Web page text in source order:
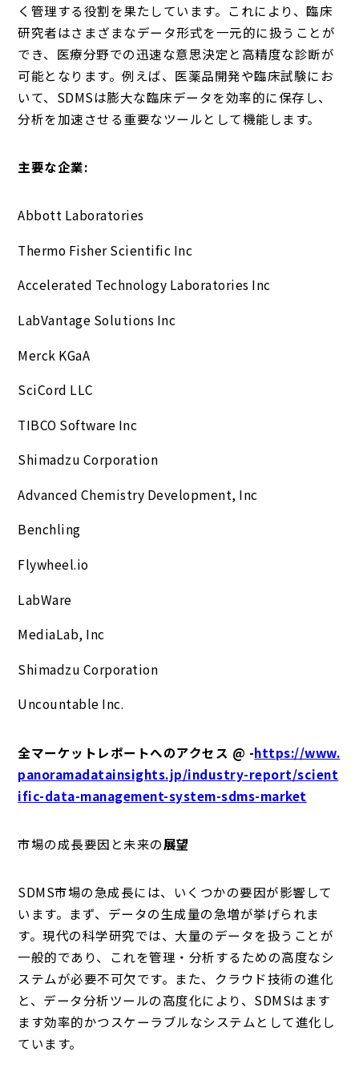
く管理する役割を果たしています。これにより、臨床
研究者はさまざまなデータ形式を一元的に扱うことが
でき、医療分野での迅速な意思決定と高精度な診断が
可能となります。例えば、医薬品開発や臨床試験にお
いて、SDMSは膨大な臨床データを効率的に保存し、
分析を加速させる重要なツールとして機能します。
主要な企業:
Abbott Laboratories
Thermo Fisher Scientific Inc
Accelerated Technology Laboratories Inc
LabVantage Solutions Inc
Merck KGaA
SciCord LLC
TIBCO Software Inc
Shimadzu Corporation
Advanced Chemistry Development, Inc
Benchling
Flywheel.io
LabWare
MediaLab, Inc
Shimadzu Corporation
Uncountable Inc.
全マーケットレポートへのアクセス @ -https://www.
panoramadatainsights.jp/industry-report/scient
ific-data-management-system-sdms-market
市場の成長要因と未来の展望
SDMS市場の急成長には、いくつかの要因が影響して
います。まず、データの生成量の急増が挙げられま
す。現代の科学研究では、大量のデータを扱うことが
一般的であり、これを管理・分析するための高度なシ
ステムが必要不可欠です。また、クラウド技術の進化
と、データ分析ツールの高度化により、SDMSはます
ます効率的かつスケーラブルなシステムとして進化し
ています。